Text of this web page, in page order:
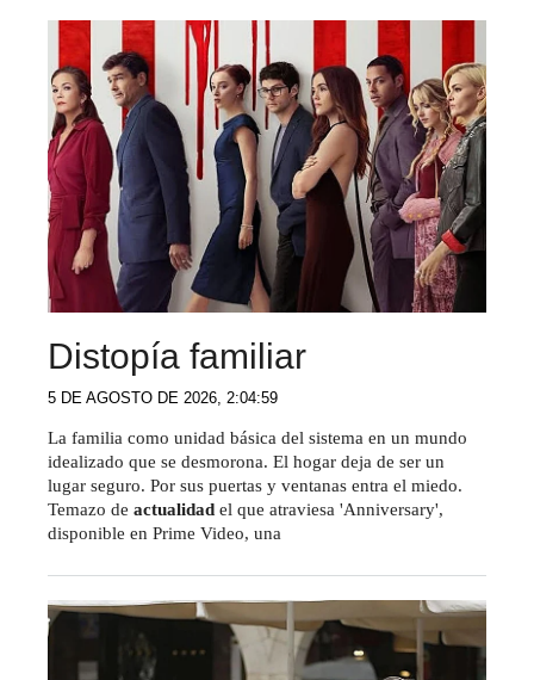
Distopía familiar
5 DE AGOSTO DE 2026, 2:04:59
La familia como unidad básica del sistema en un mundo
idealizado que se desmorona. El hogar deja de ser un
lugar seguro. Por sus puertas y ventanas entra el miedo.
Temazo de actualidad el que atraviesa 'Anniversary',
disponible en Prime Video, una